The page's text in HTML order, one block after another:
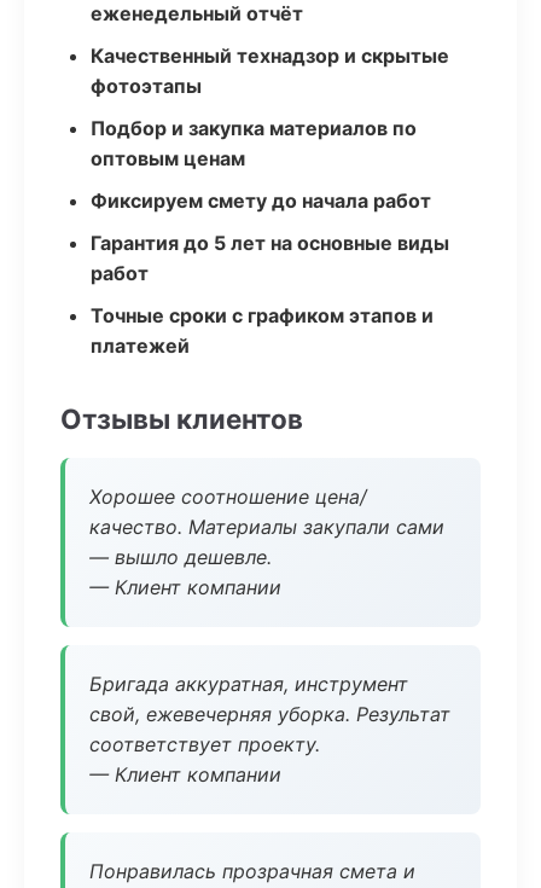
еженедельный отчёт
Качественный технадзор и скрытые
фотоэтапы
Подбор и закупка материалов по
оптовым ценам
Фиксируем смету до начала работ
Гарантия до 5 лет на основные виды
работ
Точные сроки с графиком этапов и
платежей
Отзывы клиентов
Хорошее соотношение цена/
качество. Материалы закупали сами
— вышло дешевле.
— Клиент компании
Бригада аккуратная, инструмент
свой, ежевечерняя уборка. Результат
соответствует проекту.
— Клиент компании
Понравилась прозрачная смета и